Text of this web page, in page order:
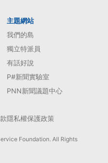
主題網站
我們的島
獨立特派員
有話好說
P#新聞實驗室
PNN新聞議題中心
隱私權保護政策
Foundation. All Rights